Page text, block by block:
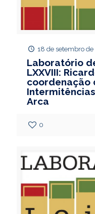
18 de setembro de
Laboratório
LXXVIII:
coordenação
Arca
0